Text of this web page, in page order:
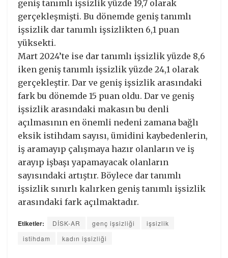
geniş tanımlı işsizlik yüzde 19,7 olarak
gerçekleşmişti. Bu dönemde geniş tanımlı
işsizlik dar tanımlı işsizlikten 6,1 puan
yüksekti.
Mart 2024’te ise dar tanımlı işsizlik yüzde 8,6
iken geniş tanımlı işsizlik yüzde 24,1 olarak
gerçekleştir. Dar ve geniş işsizlik arasındaki
fark bu dönemde 15 puan oldu. Dar ve geniş
işsizlik arasındaki makasın bu denli
açılmasının en önemli nedeni zamana bağlı
eksik istihdam sayısı, ümidini kaybedenlerin,
iş aramayıp çalışmaya hazır olanların ve iş
arayıp işbaşı yapamayacak olanların
sayısındaki artıştır. Böylece dar tanımlı
işsizlik sınırlı kalırken geniş tanımlı işsizlik
arasındaki fark açılmaktadır.
Etiketler: DİSK-AR genç işsizliği
işsizlik
istihdam
kadın işsizliği